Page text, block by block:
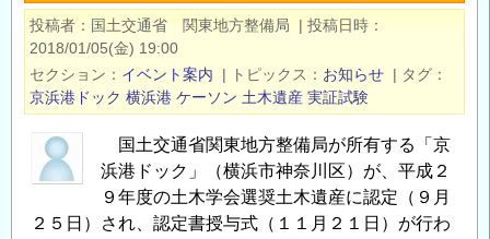
奨
土
木
遺
産
「杜
れ
投稿者 国土交通省 関東地方整備局 | 投稿日時
2018/01/05(金) 19:00
セクション
イベント案内 | トピックス お知らせ | タグ
京浜港ドック 横浜港 ケーソン 土木遺産 実証試験
国土交通省関東地方整備局が所有する「京
浜港ドック」（横浜市神奈川区）が、平成２
９年度の土木学会選奨土木遺産に認定（９月
２５日）され、認定書授与式（１１月２１日）が行わ